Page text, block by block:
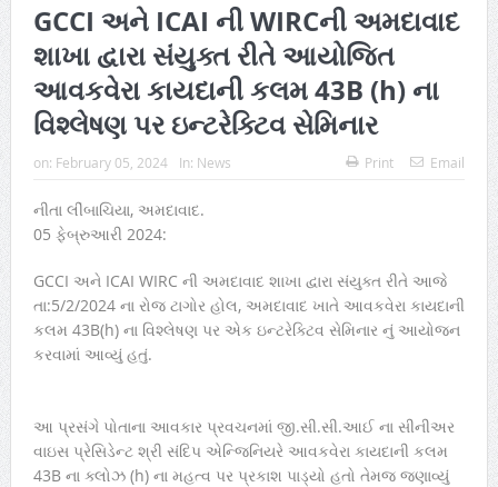
GCCI અને ICAI ની WIRCની અમદાવાદ
શાખા દ્વારા સંયુક્ત રીતે આયોજિત
આવકવેરા કાયદાની કલમ 43B (h) ના
વિશ્લેષણ પર ઇન્ટરેક્ટિવ સેમિનાર
on: February 05, 2024 In: News Print Email
નીતા લીંબાચિયા, અમદાવાદ.
05 ફેબ્રુઆરી 2024:
GCCI અને ICAI WIRC ની અમદાવાદ શાખા દ્વારા સંયુક્ત રીતે આજે
તા:5/2/2024 ના રોજ ટાગોર હોલ, અમદાવાદ ખાતે આવકવેરા કાયદાની
કલમ 43B(h) ના વિશ્લેષણ પર એક ઇન્ટરેક્ટિવ સેમિનાર નું આયોજન
કરવામાં આવ્યું હતું.
આ પ્રસંગે પોતાના આવકાર પ્રવચનમાં જી.સી.સી.આઈ ના સીનીઅર
વાઇસ પ્રેસિડેન્ટ શ્રી સંદિપ એન્જિનિયરે આવકવેરા કાયદાની કલમ
43B ના ક્લોઝ (h) ના મહત્વ પર પ્રકાશ પાડ્યો હતો તેમજ જણાવ્યું